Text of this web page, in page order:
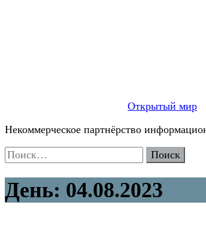
Открытый мир
Некоммерческое партнёрство
Найти:
День: 04.08.2023